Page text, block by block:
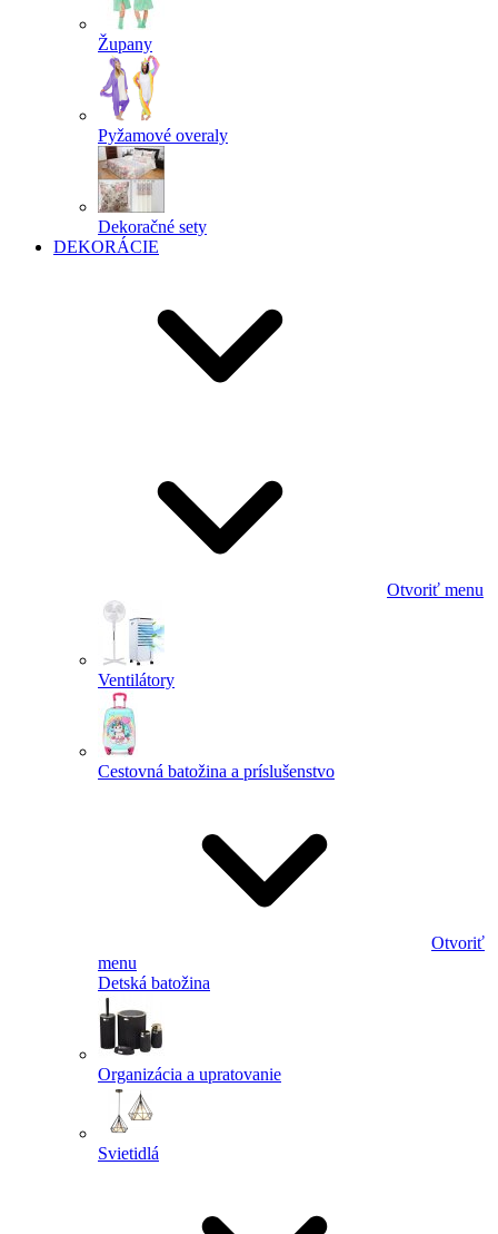
Župany
Pyžamové overaly
Dekoračné sety
DEKORÁCIE
Otvoriť menu
Ventilátory
Cestovná batožina a príslušenstvo
Otvoriť
menu
Detská batožina
Organizácia a upratovanie
Svietidlá